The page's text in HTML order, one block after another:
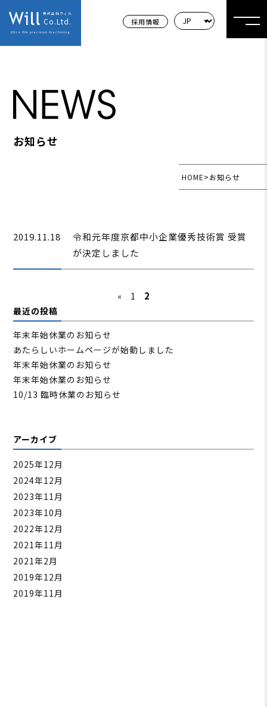
株式会社ウィル
Co.Ltd.
Ultra-file precision machining
採用情報
お知らせ
HOME>お知らせ
最近の投稿
年末年始休業のお知らせ
あたらしいホームページが始動しました
年末年始休業のお知らせ
年末年始休業のお知らせ
10/13 臨時休業のお知らせ
アーカイブ
2025年12月
2024年12月
2023年11月
2023年10月
2022年12月
2021年11月
2021年2月
2019年12月
2019年11月
2019.11.18
令和元年度京都中小企業優秀技術賞 受賞
が決定しました
« 1 2